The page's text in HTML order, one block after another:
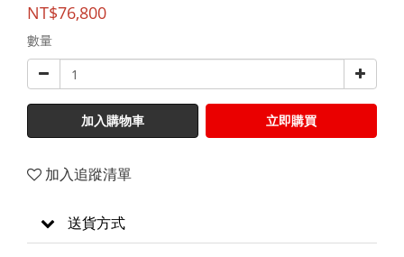
NT$76,800
數量
加入購物車 立即購買
加入追蹤清單
送貨方式